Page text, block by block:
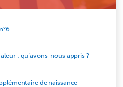
: qu’avons-nous appris ?
de naissance